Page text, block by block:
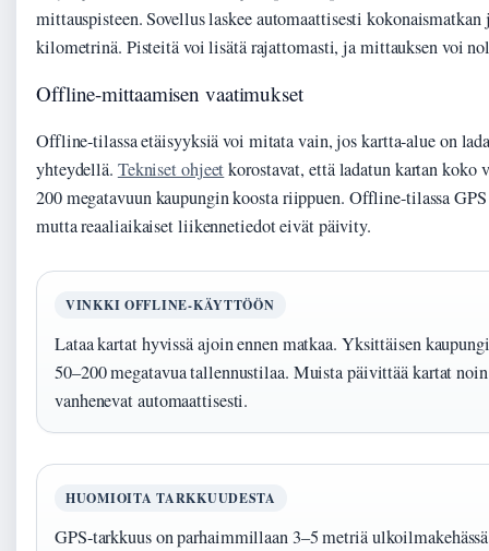
mittauspisteen. Sovellus laskee automaattisesti
kilometrinä. Pisteitä voi lisätä rajattomasti, ja mittauksen voi
Offline-mittaamisen vaatimukset
Offline-tilassa etäisyyksiä voi mitata vain, jos kartta-alue on
yhteydellä. Tekniset ohjeetkorostavat, että ladatun kartan koko
200 megatavuun kaupungin koosta riippuen. Offline-tilassa
mutta reaaliaikaiset liikennetiedot eivät päivity.
VINKKI OFFLINE-KÄYTTÖÖN
Lataa kartat hyvissä ajoin ennen matkaa. Yksittäisen
50–200 megatavua tallennustilaa. Muista päivittää kartat
vanhenevat automaattisesti.
HUOMIOITA TARKKUUDESTA
GPS-tarkkuus on parhaimmillaan 3–5 metriä